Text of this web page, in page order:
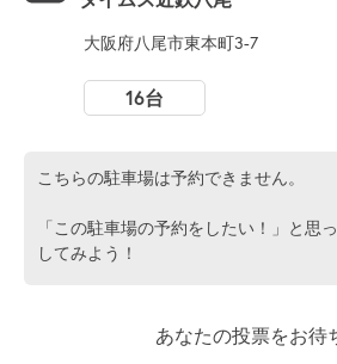
大阪府八尾市東本町3-7
16台
こちらの駐車場は予約できません。
「この駐車場の予約をしたい！」と思
してみよう！
あなたの投票をお待